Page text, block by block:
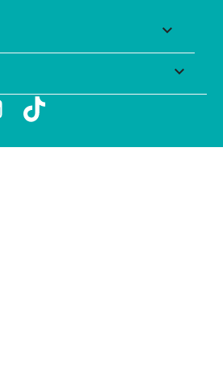


Instagram